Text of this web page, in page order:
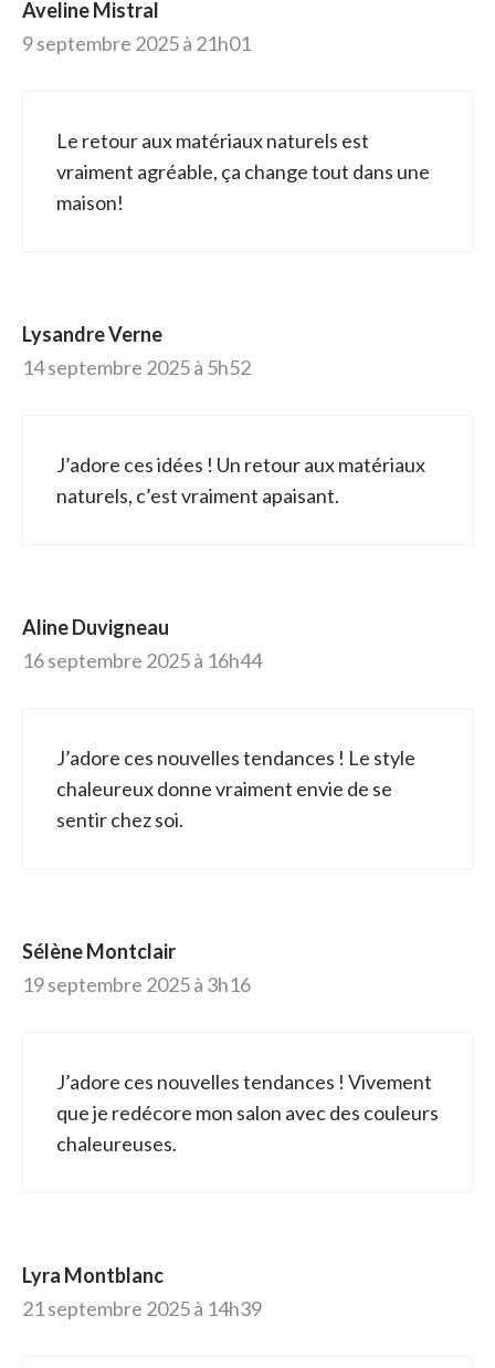
Aveline Mistral
9 septembre 2025 à 21h01
Le retour aux matériaux naturels est
vraiment agréable, ça change tout dans une
maison!
Lysandre Verne
14 septembre 2025 à 5h52
J’adore ces idées ! Un retour aux matériaux
naturels, c’est vraiment apaisant.
Aline Duvigneau
16 septembre 2025 à 16h44
J’adore ces nouvelles tendances ! Le style
chaleureux donne vraiment envie de se
sentir chez soi.
Sélène Montclair
19 septembre 2025 à 3h16
J’adore ces nouvelles tendances ! Vivement
que je redécore mon salon avec des couleurs
chaleureuses.
Lyra Montblanc
21 septembre 2025 à 14h39